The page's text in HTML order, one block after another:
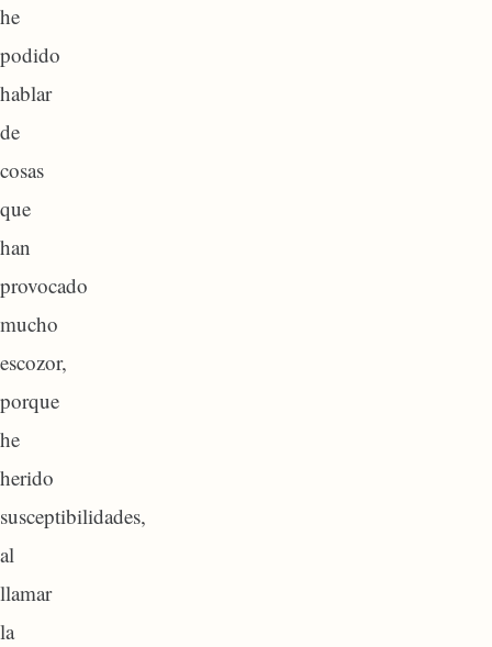
he
podido
hablar
de
cosas
que
han
provocado
mucho
escozor,
porque
he
herido
susceptibilidades,
al
llamar
la